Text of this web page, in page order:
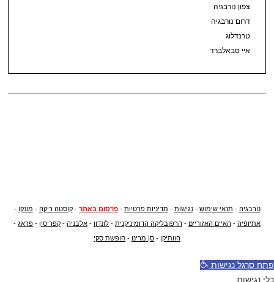
צפון נורבגיה
דרום נורבגיה
טרנדלוג
איי סבאלברד
נורבגיה - תנאי שימוש -נגישות - מדיניות פרטיות -פרסום באתר -קוסטה ריקה - מונקו -
אתיופיה - האיים האזוריים - הרפובליקה הדומיניקנית - לונדון - אלבניה - קפריסין - פראג -
הוותיקן - סן מרינו - חופשת סקי
פתח סרגל נגישות
כלי נגישות